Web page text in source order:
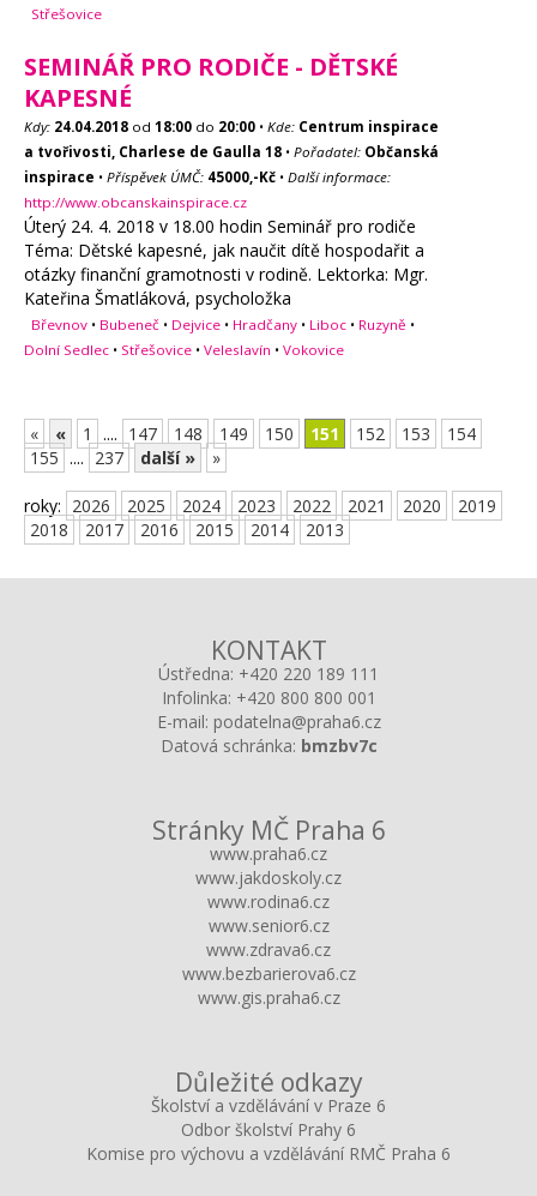
Střešovice
SEMINÁŘ PRO RODIČE - DĚTSKÉ
KAPESNÉ
Kdy: 24.04.2018 od 18:00 do 20:00 • Kde: Centrum inspirace
a tvořivosti, Charlese de Gaulla 18 • Pořadatel: Občanská
inspirace • Příspěvek ÚMČ: 45000,-Kč • Další informace:
http://www.obcanskainspirace.cz
Úterý 24. 4. 2018 v 18.00 hodin Seminář pro rodiče
Téma: Dětské kapesné, jak naučit dítě hospodařit a
otázky finanční gramotnosti v rodině. Lektorka: Mgr.
Kateřina Šmatláková, psycholožka
Břevnov • Bubeneč • Dejvice • Hradčany • Liboc • Ruzyně •
Dolní Sedlec • Střešovice • Veleslavín • Vokovice
« « 1 .... 147 148 149 150 151 152 153
154
155 .... 237 další » »
roky: 2026 2025 2024 2023 2022 2021 2020
2019
2018
2017 2016 2015 2014 2013
KONTAKT
Ústředna: +420 220 189 111
Infolinka: +420 800 800 001
E-mail: podatelna@praha6.cz
Datová schránka: bmzbv7c
Stránky MČ Praha 6
www.praha6.cz
www.jakdoskoly.cz
www.rodina6.cz
www.senior6.cz
www.zdrava6.cz
www.bezbarierova6.cz
www.gis.praha6.cz
Důležité odkazy
Školství a vzdělávání v Praze 6
Odbor školství Prahy 6
Komise pro výchovu a vzdělávání RMČ Praha 6